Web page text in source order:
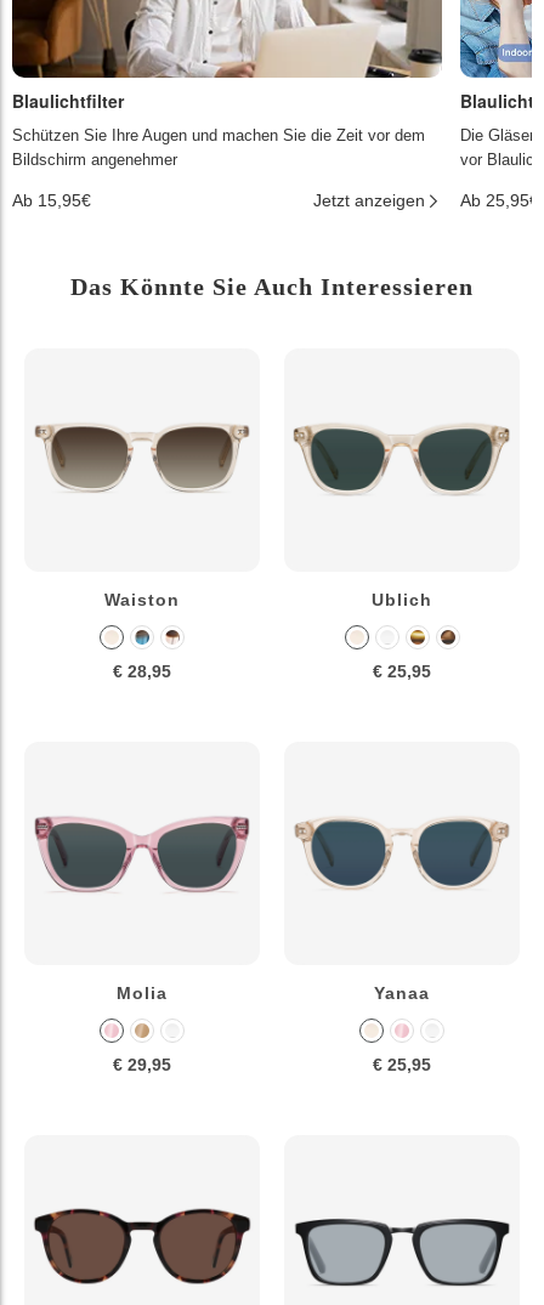
Blaulichtfilter
Schützen Sie Ihre Augen und machen Sie die Zeit vor dem
Bildschirm angenehmer
Ab 15,95€ Jetzt anzeigen
Die Gläser
vor
Ab 25,95€
Das Könnte Sie Auch Interessieren
Waiston
€ 28,95
Ublich
€ 25,95
Molia
€ 29,95
Yanaa
€ 25,95